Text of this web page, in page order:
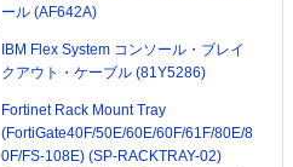
ール (AF642A)
IBM Flex System コンソール・ブレイ
クアウト・ケーブル (81Y5286)
Fortinet Rack Mount Tray
(FortiGate40F/50E/60E/60F/61F/80E/8
0F/FS-108E) (SP-RACKTRAY-02)